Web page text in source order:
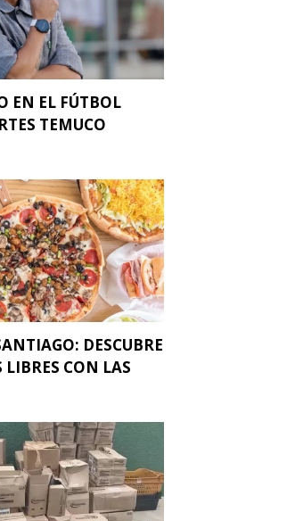
EN EL FÚTBOL
TEMUCO
DESCUBRE
LIBRES CON LAS